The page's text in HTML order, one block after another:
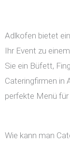
Adlkofen bietet
Ihr Event zu
Sie ein Büfett,
Cateringfirmen in
perfekte Menü für
Wie kann man